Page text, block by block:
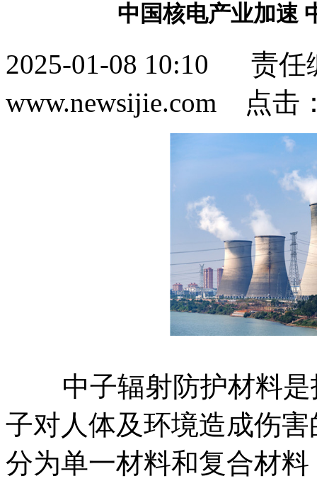
中国核电产业加速
2025-01-08 10:10 责
www.newsijie.com 点击
中子辐射防护材料是
子对人体及环境造成伤
分为单一材料和复合材